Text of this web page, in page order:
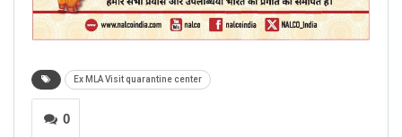
Ex MLA Visit quarantine center
0